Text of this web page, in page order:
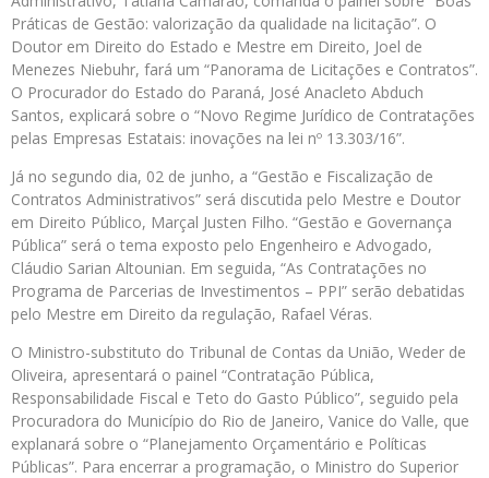
Práticas de Gestão: valorização da qualidade na licitação”. O
Doutor em Direito do Estado e Mestre em Direito, Joel de
Menezes Niebuhr, fará um “Panorama de Licitações e Contratos”.
O Procurador do Estado do Paraná, José Anacleto Abduch
Santos, explicará sobre o “Novo Regime Jurídico de Contratações
pelas Empresas Estatais: inovações na lei nº 13.303/16”.
Já no segundo dia, 02 de junho, a “Gestão e Fiscalização de
Contratos Administrativos” será discutida pelo Mestre e Doutor
em Direito Público, Marçal Justen Filho. “Gestão e Governança
Pública” será o tema exposto pelo Engenheiro e Advogado,
Cláudio Sarian Altounian. Em seguida, “As Contratações no
Programa de Parcerias de Investimentos – PPI” serão debatidas
pelo Mestre em Direito da regulação, Rafael Véras.
O Ministro-substituto do Tribunal de Contas da União, Weder de
Oliveira, apresentará o painel “Contratação Pública,
Responsabilidade Fiscal e Teto do Gasto Público”, seguido pela
Procuradora do Município do Rio de Janeiro, Vanice do Valle, que
explanará sobre o “Planejamento Orçamentário e Políticas
Públicas”. Para encerrar a programação, o Ministro do Superior